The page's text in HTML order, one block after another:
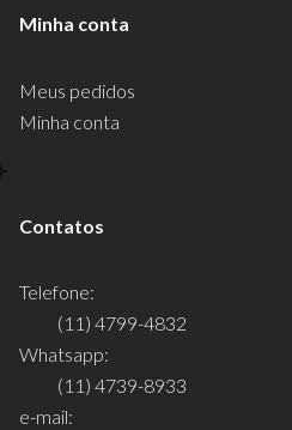
Minha conta
Meus pedidos
Minha conta
Contatos
Telefone:
(11) 4799-4832
Whatsapp:
(11) 4739-8933
e-mail: